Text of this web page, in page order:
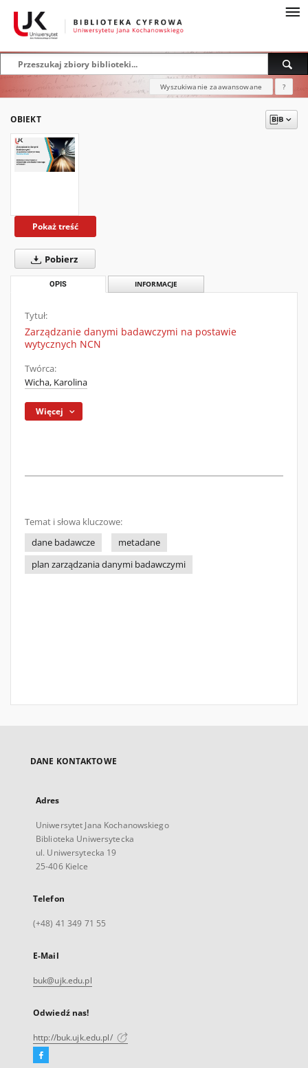
Wyszukiwanie zaawansowane ?
OBIEKT
Pokaż treść
Pobierz
OPIS INFORMACJE
Tytuł:
Zarządzanie danymi badawczymi na postawie
wytycznych NCN
Twórca:
Wicha, Karolina
Więcej
Temat i słowa kluczowe:
dane badawcze
metadane
plan zarządzania danymi badawczymi
DANE KONTAKTOWE
Adres
Uniwersytet Jana Kochanowskiego
Biblioteka Uniwersytecka
ul. Uniwersytecka 19
25-406 Kielce
Telefon
(+48) 41 349 71 55
E-Mail
buk@ujk.edu.pl
Odwiedź nas!
http://buk.ujk.edu.pl/
Facebook